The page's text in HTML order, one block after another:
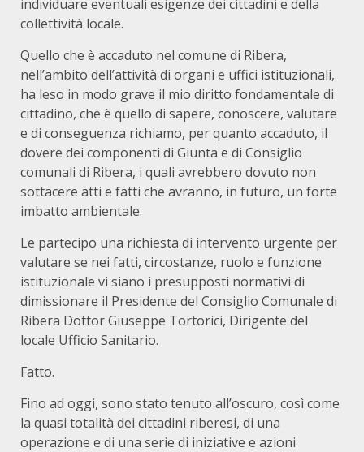
individuare eventuali esigenze dei cittadini e della
collettività locale.
Quello che è accaduto nel comune di Ribera,
nell’ambito dell’attività di organi e uffici istituzionali,
ha leso in modo grave il mio diritto fondamentale di
cittadino, che è quello di sapere, conoscere, valutare
e di conseguenza richiamo, per quanto accaduto, il
dovere dei componenti di Giunta e di Consiglio
comunali di Ribera, i quali avrebbero dovuto non
sottacere atti e fatti che avranno, in futuro, un forte
imbatto ambientale.
Le partecipo una richiesta di intervento urgente per
valutare se nei fatti, circostanze, ruolo e funzione
istituzionale vi siano i presupposti normativi di
dimissionare il Presidente del Consiglio Comunale di
Ribera Dottor Giuseppe Tortorici, Dirigente del
locale Ufficio Sanitario.
Fatto.
Fino ad oggi, sono stato tenuto all’oscuro, così come
la quasi totalità dei cittadini riberesi, di una
operazione e di una serie di iniziative e azioni